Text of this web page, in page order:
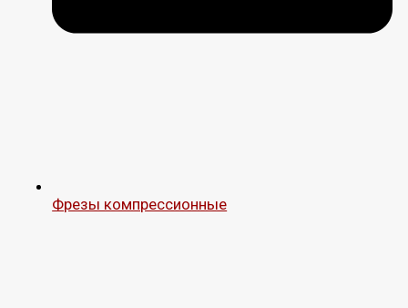
Фрезы компрессионные